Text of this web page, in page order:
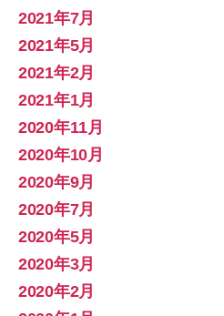
2021年7月
2021年5月
2021年2月
2021年1月
2020年11月
2020年10月
2020年9月
2020年7月
2020年5月
2020年3月
2020年2月